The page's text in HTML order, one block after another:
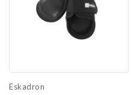
Eskadron